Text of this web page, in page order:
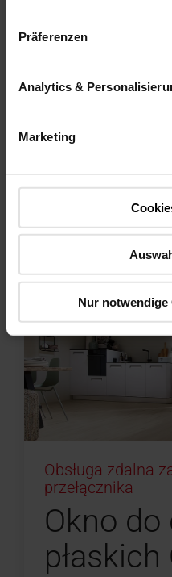
Präferenzen
Analytics &
Marketing
Nur notwendige
obszary
Obsługa zdalna
przełącznika
Okno
płaskich